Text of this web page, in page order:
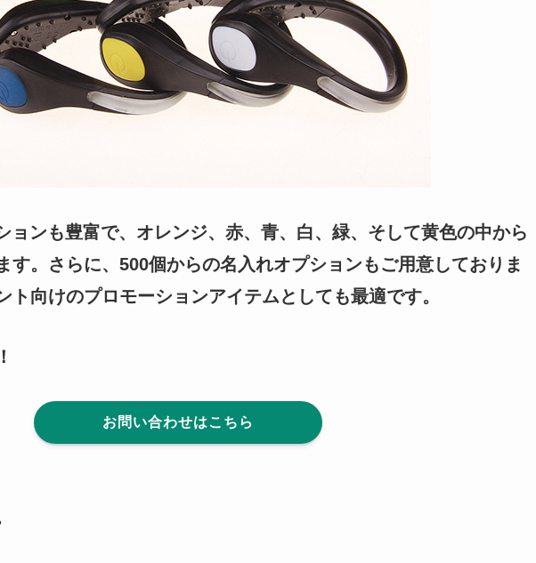
ョンも豊富で、オレンジ、赤、青、白、緑、そして黄色の中から
す。さらに、500個からの名入れオプションもご用意しておりま
ト向けのプロモーションアイテムとしても最適です。
お問い合わせはこちら